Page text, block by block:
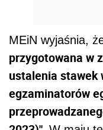
MEiN wyjaśnia,
przygotowana w
ustalenia stawek
egzaminatorów